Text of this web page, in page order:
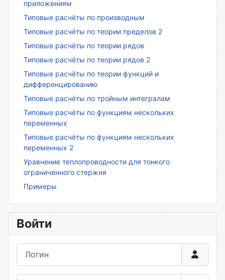
приложениям
Типовые расчёты по производным
Типовые расчёты по теории пределов 2
Типовые расчёты по теории рядов
Типовые расчёты по теории рядов 2
Типовые расчёты по теории функций и
дифференцированию
Типовые расчёты по тройным интегралам
Типовые расчёты по функциям нескольких
переменных
Типовые расчёты по функциям нескольких
переменных 2
Уравнение теплопроводности для тонкого
ограниченного стержня
Примеры
Войти